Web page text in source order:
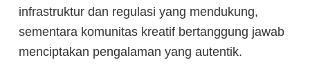
infrastruktur dan regulasi yang mendukung,
sementara komunitas kreatif bertanggung jawab
menciptakan pengalaman yang autentik.